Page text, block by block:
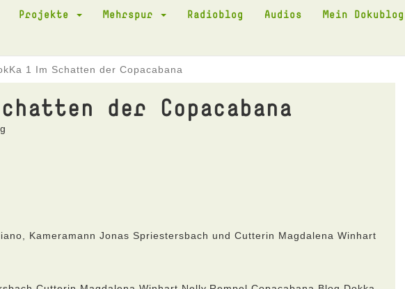
Projekte Mehrspur Radioblog Audios Mein Dokublog
1 Im Schatten der Copacabana
der Copacabana
Kameramann Jonas Spriestersbach und Cutterin Magdalena Winhart